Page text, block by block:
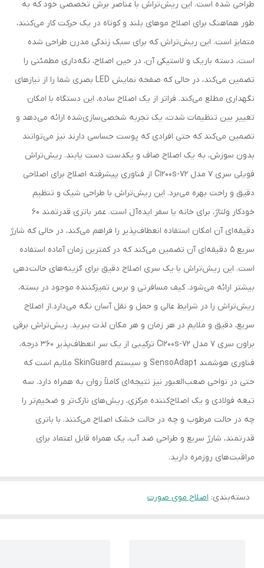
طراحی شده است. این ریش‌تراش با عناصر برش تخصصی خود که به
طور هماهنگ برای اصلاح موهای بلند و کوتاه در یک حرکت کار می‌کنند،
متمایز است. این ریش‌تراش که برای سبک زندگی مدرن طراحی شده
است، دسته باریک و لاستیکی آن، در حین اصلاح، نگه‌داری مطمئنی را
تضمین می‌کند، در حالی که صفحه نمایش LED بصری شما را از نیازهای
نگهداری مطلع می‌کند. فراتر از یک اصلاح ساده، این دستگاه با امکان
تغییر بین تنظیمات شدت، یک تجربه شخصی‌سازی‌شده ارائه می‌دهد و
تضمین می‌کند که حتی افرادی که پوست حساسی دارند نیز می‌توانند
بدون سوزش، به یک اصلاح صاف و یکدست دست یابند. ریش‌تراش
فویلی سری 7 مدل 72-C1200s از فناوری پیشرفته اصلاح برای اصلاحی
دقیق و راحت بهره می‌برد. این ریش‌تراش با طراحی شیک و تنظیم
خودکار ولتاژ، برای خانه یا سفر ایده‌آل است. عمر باتری قدرتمند 60
دقیقه‌ای آن امکان استفاده انعطاف‌پذیر را فراهم می‌کند، در حالی که شارژ
سریع 5 دقیقه‌ای آن تضمین می‌کند که در کمترین زمان آماده استفاده
است. این ریش‌تراش با یک سری اصلاح دقیق برای گزینه‌های حالت‌دهی
بیشتر ارائه می‌شود. کیف مسافرتی و برس تمیزکننده موجود در بسته،
ریش‌تراش را در شرایط عالی و حمل و نقل آسان نگه می‌دارد.از اصلاح
سریع، دقیق و ملایم در هر زمان و هر مکان لذت ببرید. ریش‌تراش برقی
براون سری 7 مدل 72-C1200s ترکیبی از یک سر انعطاف‌پذیر 360 درجه،
فناوری هوشمند SensoAdapt و سیستم SkinGuard ملایم است که
حتی در نواحی صعب‌العبور نیز نتیجه‌ای کاملاً روان به همراه دارد. سه
تیغه فولادی و یک اصلاح‌کننده مرکزی، ریش‌های نازک‌تر و ضخیم‌تر را
چه در حالت مرطوب و چه در حالت خشک اصلاح می‌کنند. با باتری
قدرتمند، شارژ سریع و طراحی ضد آب، یک همراه قابل اعتماد برای
مراقبت‌های روزمره دارید.
دسته‌بندی: اصلاح موی صورت